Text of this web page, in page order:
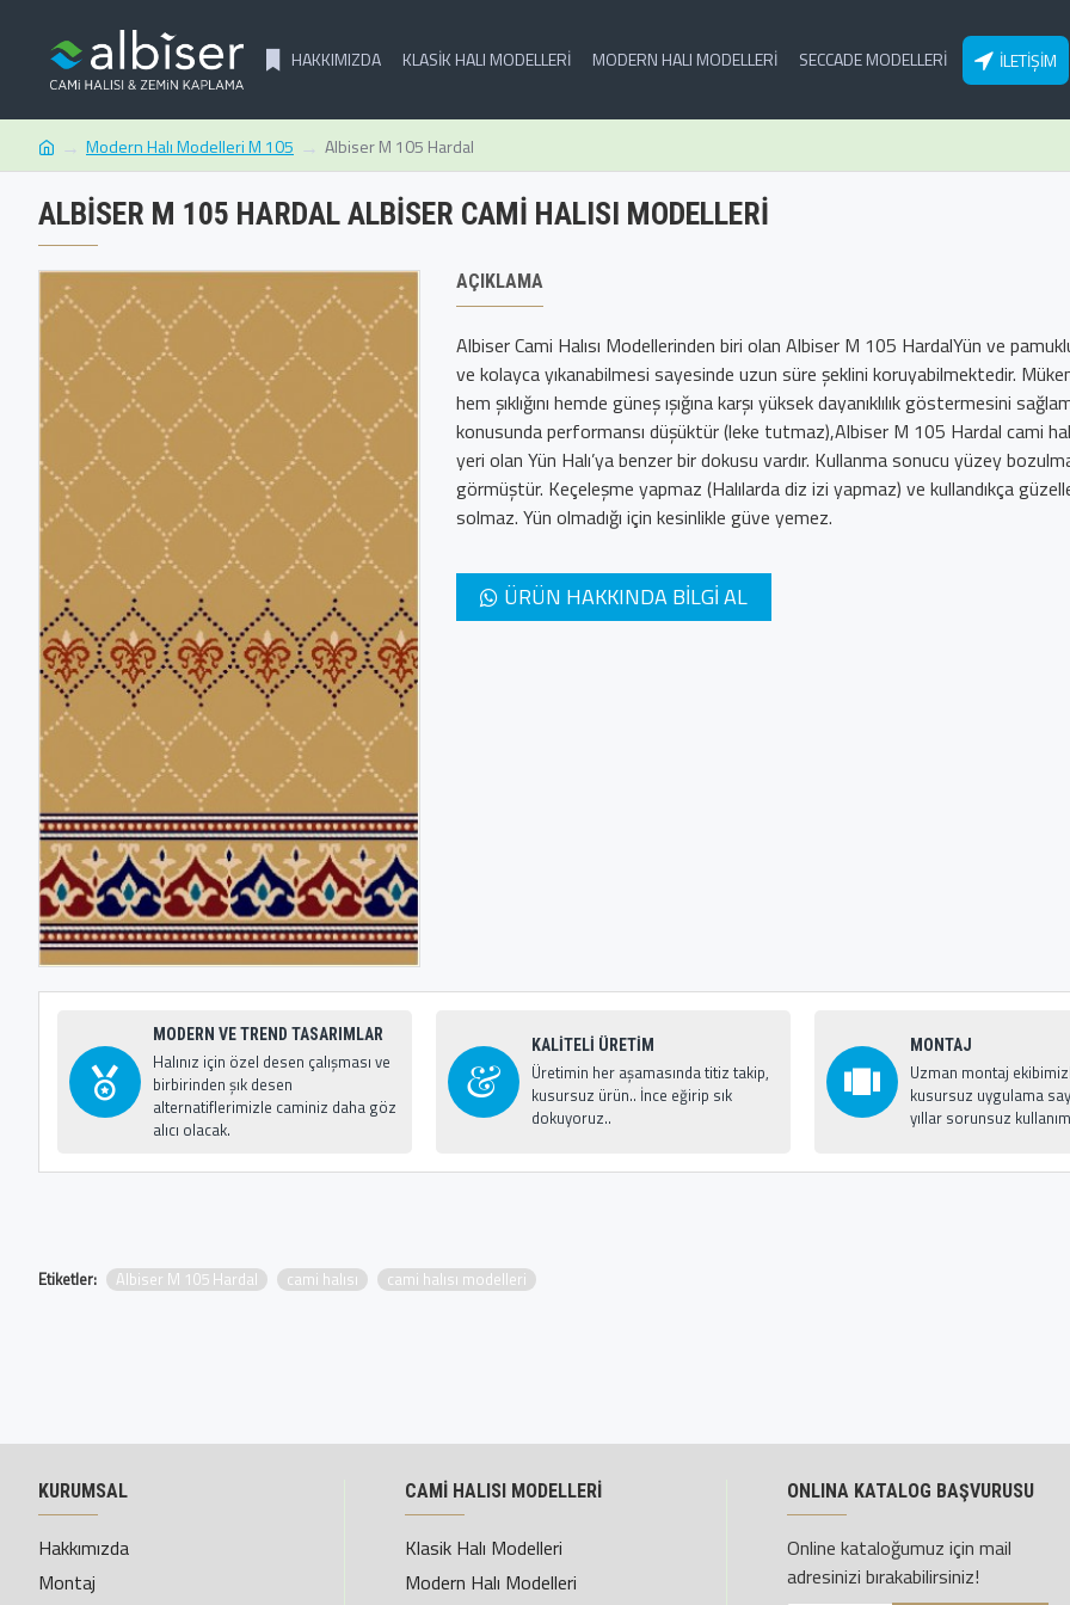
HAKKIMIZDA KLASIK HALI MODELLERI MODERN HALI MODELLERI SECCADE MODELLERI İLETIŞIM
Modern Halı Modelleri M 105 Albiser M 105 Hardal
ALBISER M 105 HARDAL ALBISER CAMI HALISI MODELLERI
AÇIKLAMA
Albiser Cami Halısı Modellerinden biri olan Albiser M 105 HardalYün ve
ve kolayca yıkanabilmesi sayesinde uzun süre şeklini koruyabilmektedir.
hem şıklığını hemde güneş ışığına karşı yüksek dayanıklılık göstermesini
konusunda performansı düşüktür (leke tutmaz),Albiser M 105 Hardal cami
yeri olan Yün Halı’ya benzer bir dokusu vardır. Kullanma sonucu yüzey
görmüştür. Keçeleşme yapmaz (Halılarda diz izi yapmaz) ve kullandıkça
solmaz. Yün olmadığı için kesinlikle güve yemez.
ÜRÜN HAKKINDA BILGI AL
MODERN VE TREND TASARIMLAR
Halınız için özel desen çalışması ve
birbirinden şık desen
alternatiflerimizle caminiz daha göz
alıcı olacak.
KALİTELİ ÜRETİM
Üretimin her aşamasında titiz takip,
kusursuz ürün.. İnce eğirip sık
dokuyoruz..
MONTAJ
Uzman montaj
kusursuz uygulama
yıllar sorunsuz
Etiketler: Albiser M 105 Hardal cami halısı cami halısı modelleri
KURUMSAL
Hakkımızda
Montaj
CAMİ HALISI MODELLERİ
Klasik Halı Modelleri
Modern Halı Modelleri
ONLINA KATALOG BAŞVURUSU
Online kataloğumuz için mail
adresinizi bırakabilirsiniz!